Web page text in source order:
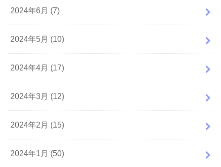
2024年6月 (7)
2024年5月 (10)
2024年4月 (17)
2024年3月 (12)
2024年2月 (15)
2024年1月 (50)